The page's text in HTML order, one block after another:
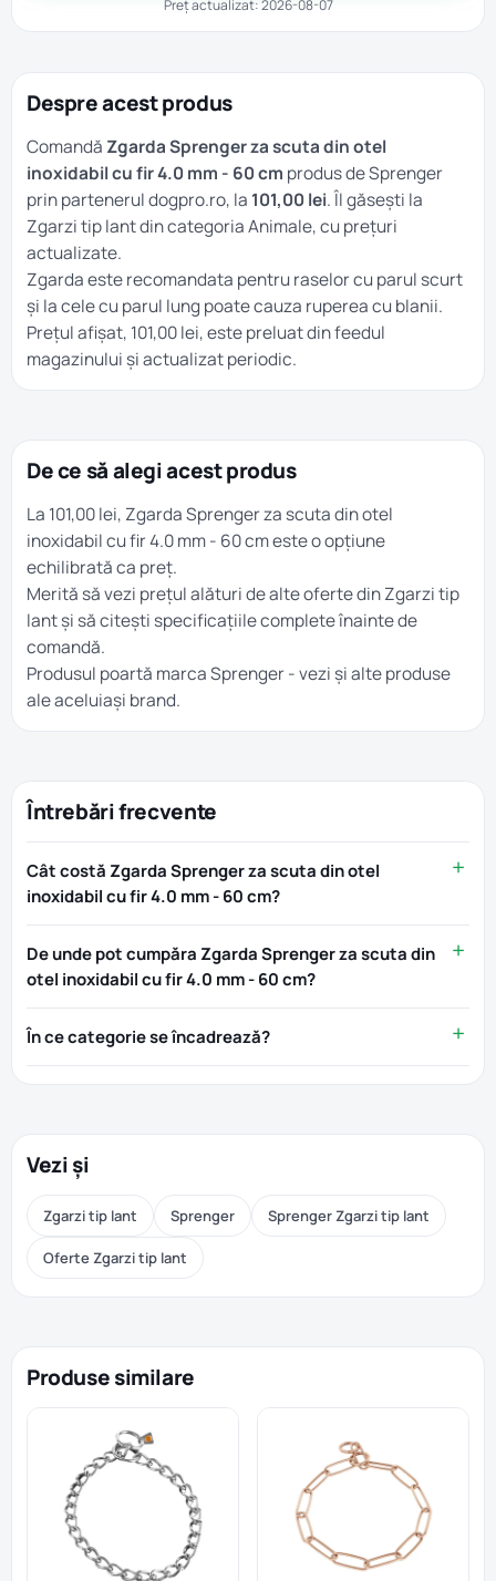
Preț actualizat: 2026-08-07
Despre acest produs
Comandă Zgarda Sprenger za scuta din otel
inoxidabil cu fir 4.0 mm - 60 cm produs de Sprenger
prin partenerul dogpro.ro, la 101,00 lei. Îl găsești la
Zgarzi tip lantdin categoriaAnimale, cu prețuri
actualizate.
Zgarda este recomandata pentru raselor cu parul scurt
și la cele cu parul lung poate cauza ruperea cu blanii.
Prețul afișat, 101,00 lei, este preluat din feedul
magazinului și actualizat periodic.
De ce să alegi acest produs
La 101,00 lei, Zgarda Sprenger za scuta din otel
inoxidabil cu fir 4.0 mm - 60 cm este o opțiune
echilibrată ca preț.
Merită să vezi prețul alături de alte oferte dinZgarzi tip
lantși să citești specificațiile complete înainte de
comandă.
Produsul poartă marcaSprenger- vezi și alte produse
ale aceluiași brand.
Întrebări frecvente
Cât costă Zgarda Sprenger za scuta din otel
inoxidabil cu fir 4.0 mm - 60 cm?
De unde pot cumpăra Zgarda Sprenger za scuta din
otel inoxidabil cu fir 4.0 mm - 60 cm?
În ce categorie se încadrează?
Vezi și
Zgarzi tip lant Sprenger Sprenger Zgarzi tip lant
Oferte Zgarzi tip lant
Produse similare